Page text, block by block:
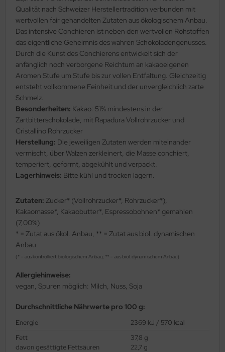
Qualität nach Schweizer Herstellertradition verbunden mit
wertvollen fair gehandelten Zutaten aus ökologischem Anbau.
Das intensive Conchieren ist neben den wertvollen Rohstoffen
das eigentliche Geheimnis des wahren Schokoladengenusses.
Durch die Kunst des Conchierens entwickelt sich der
anfänglich noch verborgene Reichtum an kakaoeigenen
Aromen Stufe um Stufe bis zur vollen Entfaltung. Gleichzeitig
entsteht vollkommene Feinheit und der unvergleichlich zarte
Schmelz.
Besonderheiten: Kakao: 51% mindestens in der
Zartbitterschokolade, mit Rapadura Vollrohrzucker und
Cristallino Rohrzucker
Herstellung: Die jeweiligen Zutaten werden miteinander
vermischt, über Walzen zerkleinert, die Masse conchiert,
temperiert, geformt, abgekühlt und verpackt.
Lagerhinweis: Bitte kühl und trocken lagern.
Zutaten: Zucker* (Vollrohrzucker*, Rohrzucker*),
Kakaomasse*, Kakaobutter*, Espressobohnen* gemahlen
(7,00%)
* = Zutat aus ökol. Anbau, ** = Zutat aus biol. dynamischen
Anbau
(* = aus kontrolliert biologischem Anbau, ** = aus biol.dynamischem Anbau)
Allergiehinweise:
vegan, Spuren möglich: Milch, Nuss, Soja
Durchschnittliche Nährwerte pro 100 g:
Energie
2369 kJ / 570 kcal
Fett
davon gesättigte Fettsäuren
37,8 g
22,7 g